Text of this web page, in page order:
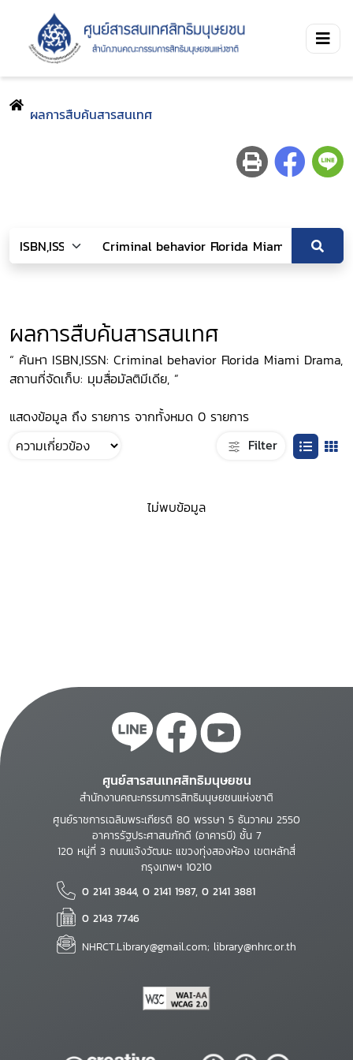
ผลการสืบค้นสารสนเทศ
ผลการสืบค้นสารสนเทศ
“ ค้นหา ISBN,ISSN: Criminal behavior Florida Miami Drama,
สถานที่จัดเก็บ: มุมสื่อมัลติมีเดีย, ”
แสดงข้อมูล ถึง รายการ จากทั้งหมด 0 รายการ
Filter
ไม่พบข้อมูล
ศูนย์สารสนเทศสิทธิมนุษยชน
สำนักงานคณะกรรมการสิทธิมนุษยชนแห่งชาติ
ศูนย์ราชการเฉลิมพระเกียรติ 80 พรรษา 5 ธันวาคม 2550
อาคารรัฐประศาสนภักดี (อาคารบี) ชั้น 7
120 หมู่ที่ 3 ถนนแจ้งวัฒนะ แขวงทุ่งสองห้อง เขตหลักสี่
กรุงเทพฯ 10210
0 2141 3844, 0 2141 1987, 0 2141 3881
0 2143 7746
NHRCT.Library@gmail.com; library@nhrc.or.th